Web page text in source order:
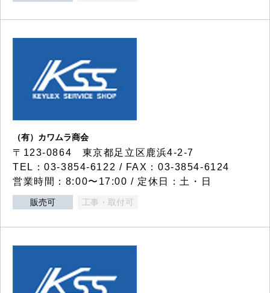
（有）カワムラ商会
〒123-0864 東京都足立区鹿浜4-2-7
TEL：03-3854-6122 / FAX：03-3854-6124
営業時間：8:00〜17:00 / 定休日：土・日
販売可 工事・取付可